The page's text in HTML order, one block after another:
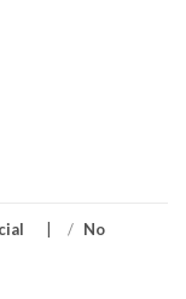
/ No